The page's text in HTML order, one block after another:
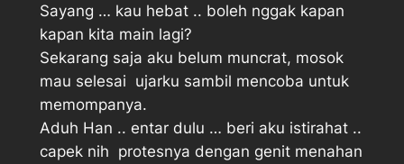
Sayang … kau hebat .. boleh nggak kapan
kapan kita main lagi?
Sekarang saja aku belum muncrat, mosok
mau selesai  ujarku sambil mencoba untuk
memompanya.
Aduh Han .. entar dulu … beri aku istirahat ..
capek nih  protesnya dengan genit menahan